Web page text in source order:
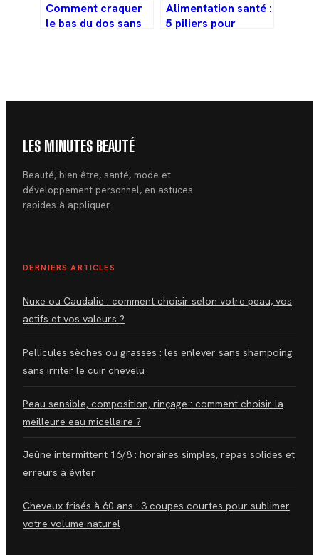
Comment craquer
le bas du dos sans
Alimentation santé :
5 piliers pour
LES MINUTES BEAUTÉ
Beauté, bien-être, santé, mode et
développement personnel, en astuces
rapides à appliquer.
DERNIERS ARTICLES
Nuxe ou Caudalie : comment choisir selon votre peau, vos
actifs et vos valeurs ?
Pellicules sèches ou grasses : les enlever sans shampoing
sans irriter le cuir chevelu
Peau sensible, composition, rinçage : comment choisir la
meilleure eau micellaire ?
Jeûne intermittent 16/8 : horaires simples, repas solides et
erreurs à éviter
Cheveux frisés à 60 ans : 3 coupes courtes pour sublimer
votre volume naturel